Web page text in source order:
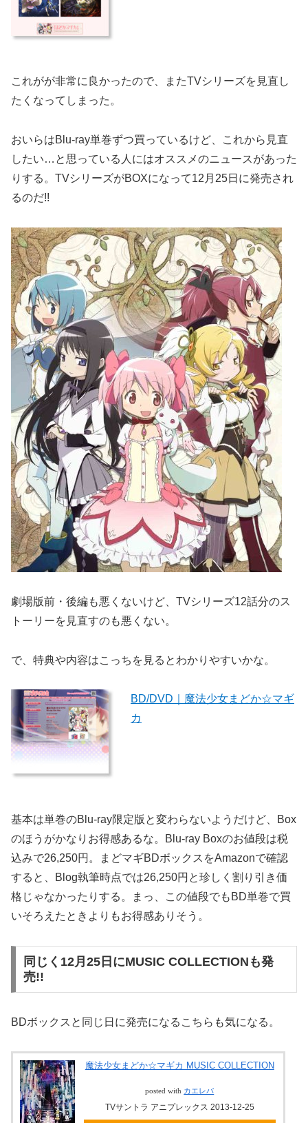
これがが非常に良かったので、またTVシリーズを見直し
たくなってしまった。
おいらはBlu-ray単巻ずつ買っているけど、これから見直
したい…と思っている人にはオススメのニュースがあった
りする。TVシリーズがBOXになって12月25日に発売され
るのだ!!
劇場版前・後編も悪くないけど、TVシリーズ12話分のス
トーリーを見直すのも悪くない。
で、特典や内容はこっちを見るとわかりやすいかな。
BD/DVD｜魔法少女まどか☆マギ
カ
基本は単巻のBlu-ray限定版と変わらないようだけど、Box
のほうがかなりお得感あるな。Blu-ray Boxのお値段は税
込みで26,250円。まどマギBDボックスをAmazonで確認
すると、Blog執筆時点では26,250円と珍しく割り引き価
格じゃなかったりする。まっ、この値段でもBD単巻で買
いそろえたときよりもお得感ありそう。
同じく12月25日にMUSIC COLLECTIONも発
売!!
BDボックスと同じ日に発売になるこちらも気になる。
魔法少女まどか☆マギカ MUSIC COLLECTION
posted with カエレバ
TVサントラ アニプレックス 2013-12-25